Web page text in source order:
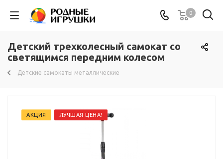
0
Детский трехколесный самокат со
светящимся передним колесом
Детские самокаты металлические
АКЦИЯ ЛУЧШАЯ ЦЕНА!